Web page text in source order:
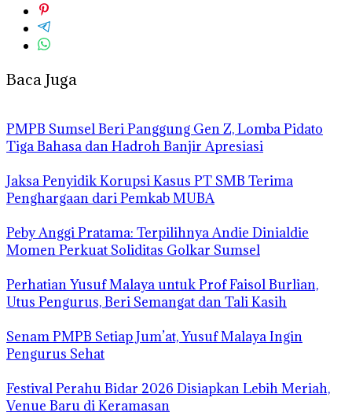
Baca Juga
PMPB Sumsel Beri Panggung Gen Z, Lomba Pidato
Tiga Bahasa dan Hadroh Banjir Apresiasi
Jaksa Penyidik Korupsi Kasus PT SMB Terima
Penghargaan dari Pemkab MUBA
Peby Anggi Pratama: Terpilihnya Andie Dinialdie
Momen Perkuat Soliditas Golkar Sumsel
Perhatian Yusuf Malaya untuk Prof Faisol Burlian,
Utus Pengurus, Beri Semangat dan Tali Kasih
Senam PMPB Setiap Jum’at, Yusuf Malaya Ingin
Pengurus Sehat
Festival Perahu Bidar 2026 Disiapkan Lebih Meriah,
Venue Baru di Keramasan